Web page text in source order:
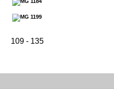
109 - 135